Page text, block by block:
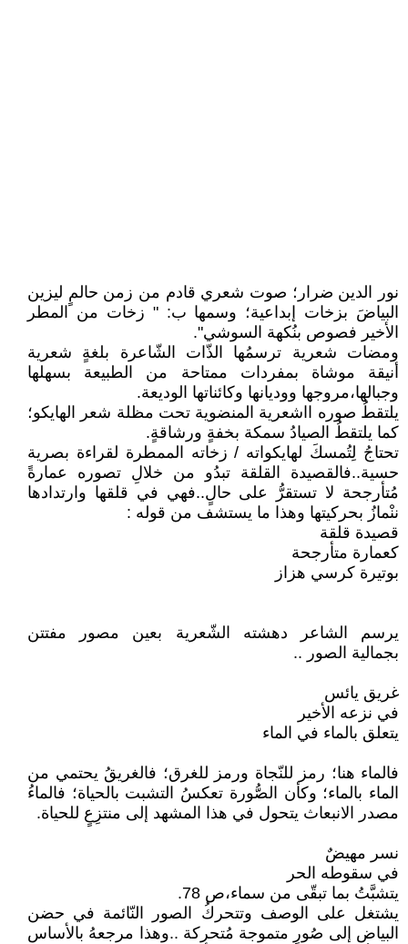
نور الدين ضرار؛ صوت شعري قادم من زمن حالمٍ ليزين
البياضَ بزخات إبداعية؛ وسمها ب: " زخات من المطر
الأخير فصوص بنُكهة السوشي".
ومضات شعرية ترسمُها الذّات الشّاعرة بلغةٍ شعرية
أنيقة موشاة بمفردات ممتاحة من الطبيعة بسهلها
وجبالها،مروجها ووديانها وكائناتها الوديعة.
يلتقطُ صوره ااشعرية المنضوية تحت مظلة شعر الهايكو؛
كما يلتقطُ الصيادُ سمكة بخفةٍ ورشاقةٍ.
تحتاجُ لِتُمسكَ لهايكواته / زخاته الممطرة لقراءة بصرية
حسية..فالقصيدة القلقة تبدُو من خلالِ تصوره عمارةً
مُتأرجحة لا تستقرُّ على حالٍ..فهي في قلقها وارتدادها
ننْمازُ بحركيتها وهذا ما يستشف من قوله :
قصيدة قلقة
كعمارة متأرجحة
بوتيرة كرسي هزاز
يرسم الشاعر دهشته الشّعرية بعين مصور مفتتن
بجمالية الصور ..
غريق يائس
في نزعه الأخير
يتعلق بالماء في الماء
فالماء هنا؛ رمز للنّجاة ورمز للغرق؛ فالغريقُ يحتمي من
الماء بالماء؛ وكأن الصُّورة تعكسُ التشبت بالحياة؛ فالماءُ
مصدر الانبعاث يتحول في هذا المشهد إلى منتزِعٍ للحياة.
نسر مهيضٌ
في سقوطه الحر
يتشبَّتُ بما تبقّى من سماء،ص 78.
يشتغل على الوصف وتتحركُ الصور النّائمة في حضن
البياضِ إلى صُورٍ متموجة مُتحركة ..وهذا مرجعهُ بالأساس